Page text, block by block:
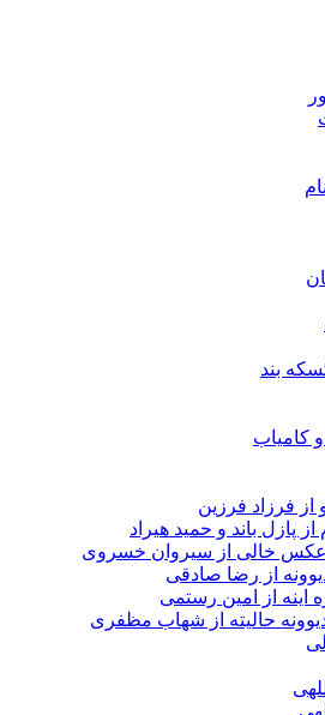
بند
کامیاب
فرزاد فرزین
پازل باند و حمید هیراد
خالی از سیروان خسروی
از رضا صادقی
از امین رستمی
حالیته از شهاب مظفری